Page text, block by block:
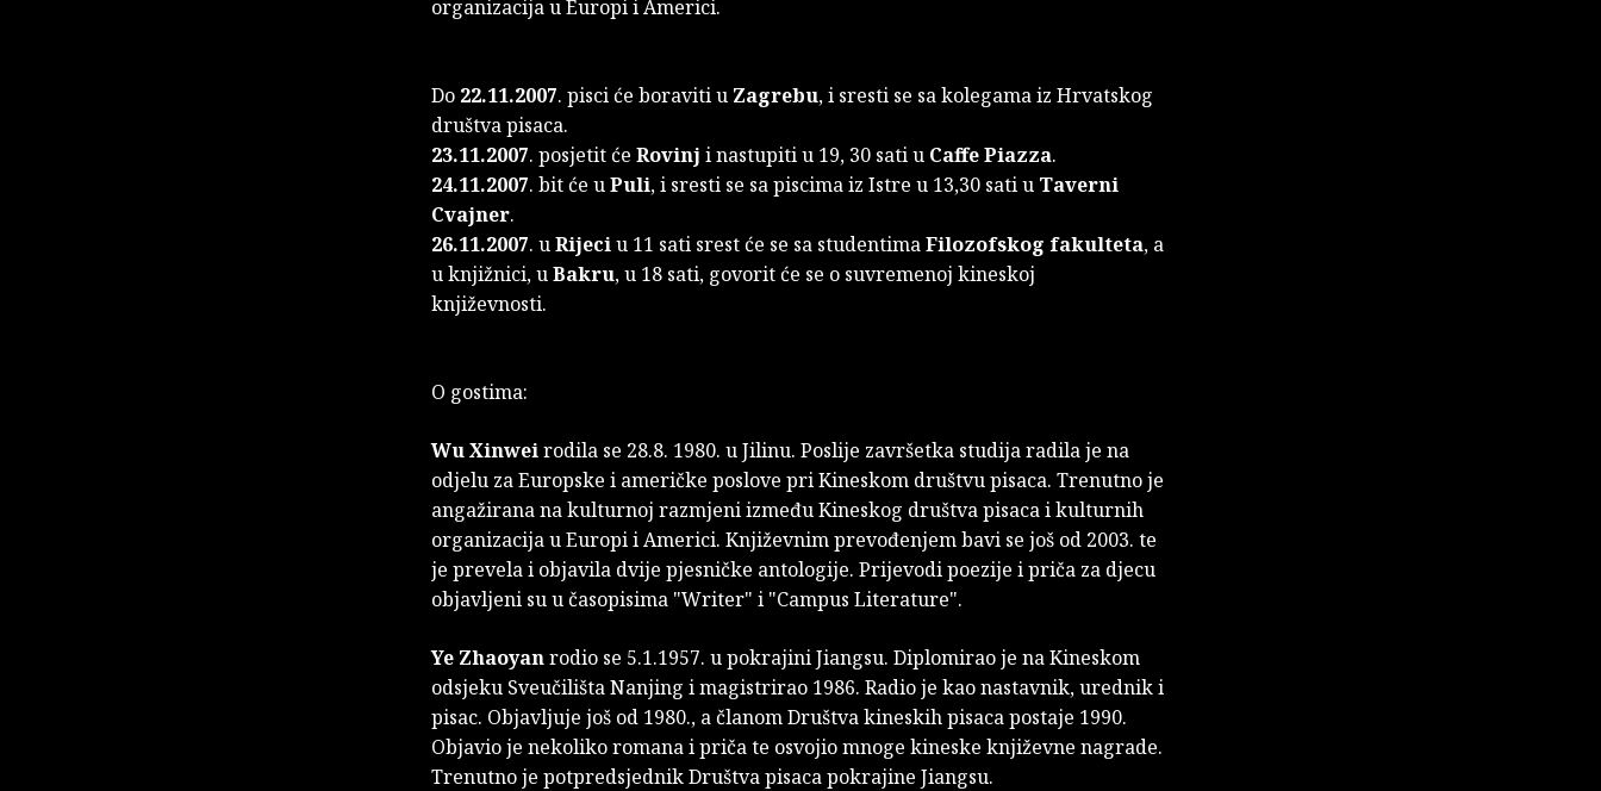
organizacija u Europi i Americi.
Do 22.11.2007. pisci će boraviti u Zagrebu, i sresti se sa kolegama iz Hrvatskog
društva pisaca.
23.11.2007. posjetit će Rovinj i nastupiti u 19, 30 sati u Caffe Piazza.
24.11.2007. bit će uPuli, i sresti se sa piscima iz Istre u 13,30 sati u Taverni
Cvajner.
26.11.2007. uRijeciu 11 sati srest će se sa studentimaFilozofskog fakulteta, a
u knjižnici, uBakru, u 18 sati, govorit će se o suvremenoj kineskoj
književnosti.
O gostima:
Wu Xinweirodila se 28.8. 1980. u Jilinu. Poslije završetka studija radila je na
odjelu za Europske i američke poslove pri Kineskom društvu pisaca. Trenutno je
angažirana na kulturnoj razmjeni između Kineskog društva pisaca i kulturnih
organizacija u Europi i Americi. Književnim prevođenjem bavi se još od 2003. te
je prevela i objavila dvije pjesničke antologije. Prijevodi poezije i priča za djecu
objavljeni su u časopisima "Writer" i "Campus Literature".
Ye Zhaoyanrodio se 5.1.1957. u pokrajini Jiangsu. Diplomirao je na Kineskom
odsjeku Sveučilišta Nanjing i magistrirao 1986. Radio je kao nastavnik, urednik i
pisac. Objavljuje još od 1980., a članom Društva kineskih pisaca postaje 1990.
Objavio je nekoliko romana i priča te osvojio mnoge kineske književne nagrade.
Trenutno je potpredsjednik Društva pisaca pokrajine Jiangsu.